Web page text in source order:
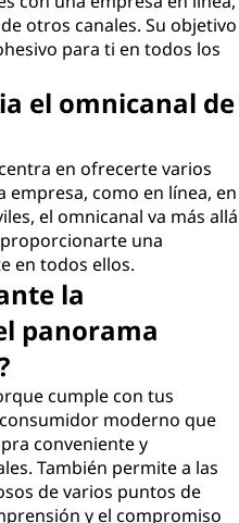
otros canales. Su objetivo
para ti en todos los
el omnicanal de
en ofrecerte varios
como en línea, en
el omnicanal va más allá
una
en todos ellos.
la
panorama
cumple con tus
moderno que
conveniente y
También permite a las
de varios puntos de
y el compromiso